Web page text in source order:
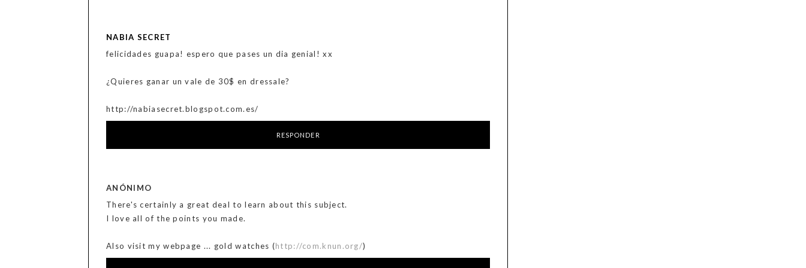
NABIA SECRET
felicidades guapa! espero que pases un dia genial! xx
¿Quieres ganar un vale de 30$ en dressale?
http://nabiasecret.blogspot.com.es/
RESPONDER
ANÓNIMO
There's certainly a great deal to learn about this subject.
I love all of the points you made.
Also visit my webpage ... gold watches (http://com.knun.org/)